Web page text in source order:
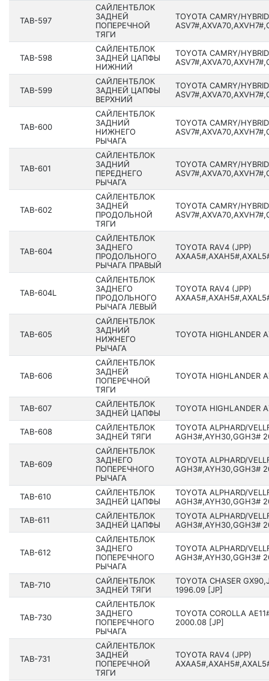
TAB-597
САЙЛЕНТБЛОК
ЗАДНЕЙ
ПОПЕРЕЧНОЙ
ТЯГИ
TOYOTA CAMRY/HYBRID
TAB-598
САЙЛЕНТБЛОК
ЗАДНЕЙ ЦАПФЫ
НИЖНИЙ
TOYOTA CAMRY/HYBRID
TAB-599
САЙЛЕНТБЛОК
ЗАДНЕЙ ЦАПФЫ
ВЕРХНИЙ
TOYOTA CAMRY/HYBRID
TAB-600
САЙЛЕНТБЛОК
ЗАДНИЙ
НИЖНЕГО
РЫЧАГА
TOYOTA CAMRY/HYBRID
TAB-601
САЙЛЕНТБЛОК
ЗАДНИЙ
ПЕРЕДНЕГО
РЫЧАГА
TOYOTA CAMRY/HYBRID
TAB-602
САЙЛЕНТБЛОК
ЗАДНЕЙ
ПРОДОЛЬНОЙ
ТЯГИ
TOYOTA CAMRY/HYBRID
TAB-604
САЙЛЕНТБЛОК
ЗАДНЕГО
ПРОДОЛЬНОГО
РЫЧАГА ПРАВЫЙ
TOYOTA RAV4 (JPP)
TAB-604L
САЙЛЕНТБЛОК
ЗАДНЕГО
ПРОДОЛЬНОГО
РЫЧАГА ЛЕВЫЙ
TOYOTA RAV4 (JPP)
TAB-605
САЙЛЕНТБЛОК
ЗАДНИЙ
НИЖНЕГО
РЫЧАГА
TOYOTA HIGHLANDER
TAB-606
САЙЛЕНТБЛОК
ЗАДНЕЙ
ПОПЕРЕЧНОЙ
ТЯГИ
TOYOTA HIGHLANDER
TAB-607
САЙЛЕНТБЛОК
ЗАДНЕЙ ЦАПФЫ
TOYOTA HIGHLANDER
TAB-608
САЙЛЕНТБЛОК
ЗАДНЕЙ ТЯГИ
TOYOTA ALPHARD/
AGH3#,AYH30,GGH3#
TAB-609
САЙЛЕНТБЛОК
ЗАДНЕГО
ПОПЕРЕЧНОГО
РЫЧАГА
TOYOTA ALPHARD/
AGH3#,AYH30,GGH3#
TAB-610
САЙЛЕНТБЛОК
ЗАДНЕЙ ЦАПФЫ
TOYOTA ALPHARD/
AGH3#,AYH30,GGH3#
TAB-611
САЙЛЕНТБЛОК
ЗАДНЕЙ ЦАПФЫ
TOYOTA ALPHARD/
AGH3#,AYH30,GGH3#
TAB-612
САЙЛЕНТБЛОК
ЗАДНЕГО
ПОПЕРЕЧНОГО
РЫЧАГА
TOYOTA ALPHARD/
AGH3#,AYH30,GGH3#
TAB-710
САЙЛЕНТБЛОК
ЗАДНЕЙ ТЯГИ
TOYOTA CHASER
1996.09 [JP]
TAB-730
САЙЛЕНТБЛОК
ЗАДНЕГО
ПОПЕРЕЧНОГО
РЫЧАГА
TOYOTA COROLLA
2000.08 [JP]
TAB-731
САЙЛЕНТБЛОК
ЗАДНЕЙ
ПОПЕРЕЧНОЙ
ТЯГИ
TOYOTA RAV4 (JPP)